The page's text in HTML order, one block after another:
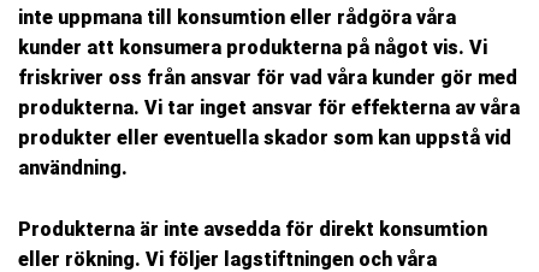
inte uppmana till konsumtion eller rådgöra våra
kunder att konsumera produkterna på något vis. Vi
friskriver oss från ansvar för vad våra kunder gör med
produkterna. Vi tar inget ansvar för effekterna av våra
produkter eller eventuella skador som kan uppstå vid
användning.
Produkterna är inte avsedda för direkt konsumtion
eller rökning. Vi följer lagstiftningen och våra